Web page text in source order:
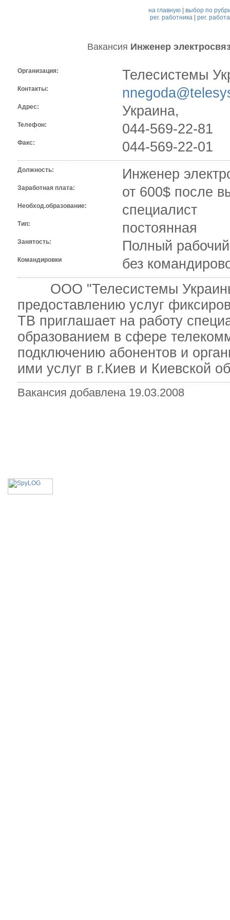
на главную |выбор по
рег. работника| рег.
Вакансия Инженер
Организация: Телесистемы
Контакты:
Адрес: Украина,
Телефон: 044-569-22-81
Факс: 044-569-22-01
Должность: Инженер
Заработная плата: от 600$ после
Необход.образование: специалист
Тип: постоянная
Занятость: Полный
Командировки
без
ООО "Телесистемы
предоставлению услуг
ТВ приглашает на работу
образованием в сфере
подключению абонентов и
ими услуг в г.Киев и Киевской
Вакансия добавлена 19.03.2008